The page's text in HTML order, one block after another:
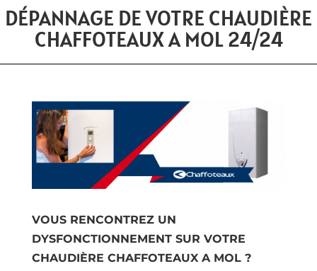
DÉPANNAGE DE VOTRE CHAUDIÈRE
CHAFFOTEAUX A MOL 24/24
VOUS RENCONTREZ UN
DYSFONCTIONNEMENT SUR VOTRE
CHAUDIÈRE CHAFFOTEAUX A MOL ?